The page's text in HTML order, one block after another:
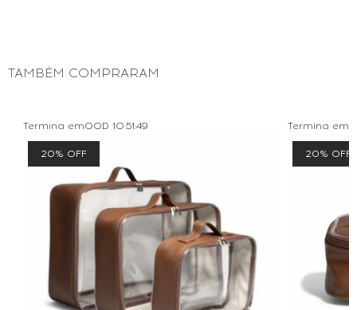
TAMBÉM COMPRARAM
20% OFF
Termina em00D 10:51:48
20% OFF
Termina em